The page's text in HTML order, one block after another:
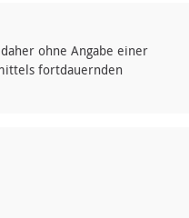
ohne Angabe einer
fortdauernden